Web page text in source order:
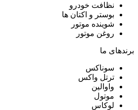
نظافت خودرو
بوستر و اکتان ها
شوینده موتور
روغن موتور
برندهای ما
سوناکس
ترتل واکس
واوالین
موتول
لوکاس